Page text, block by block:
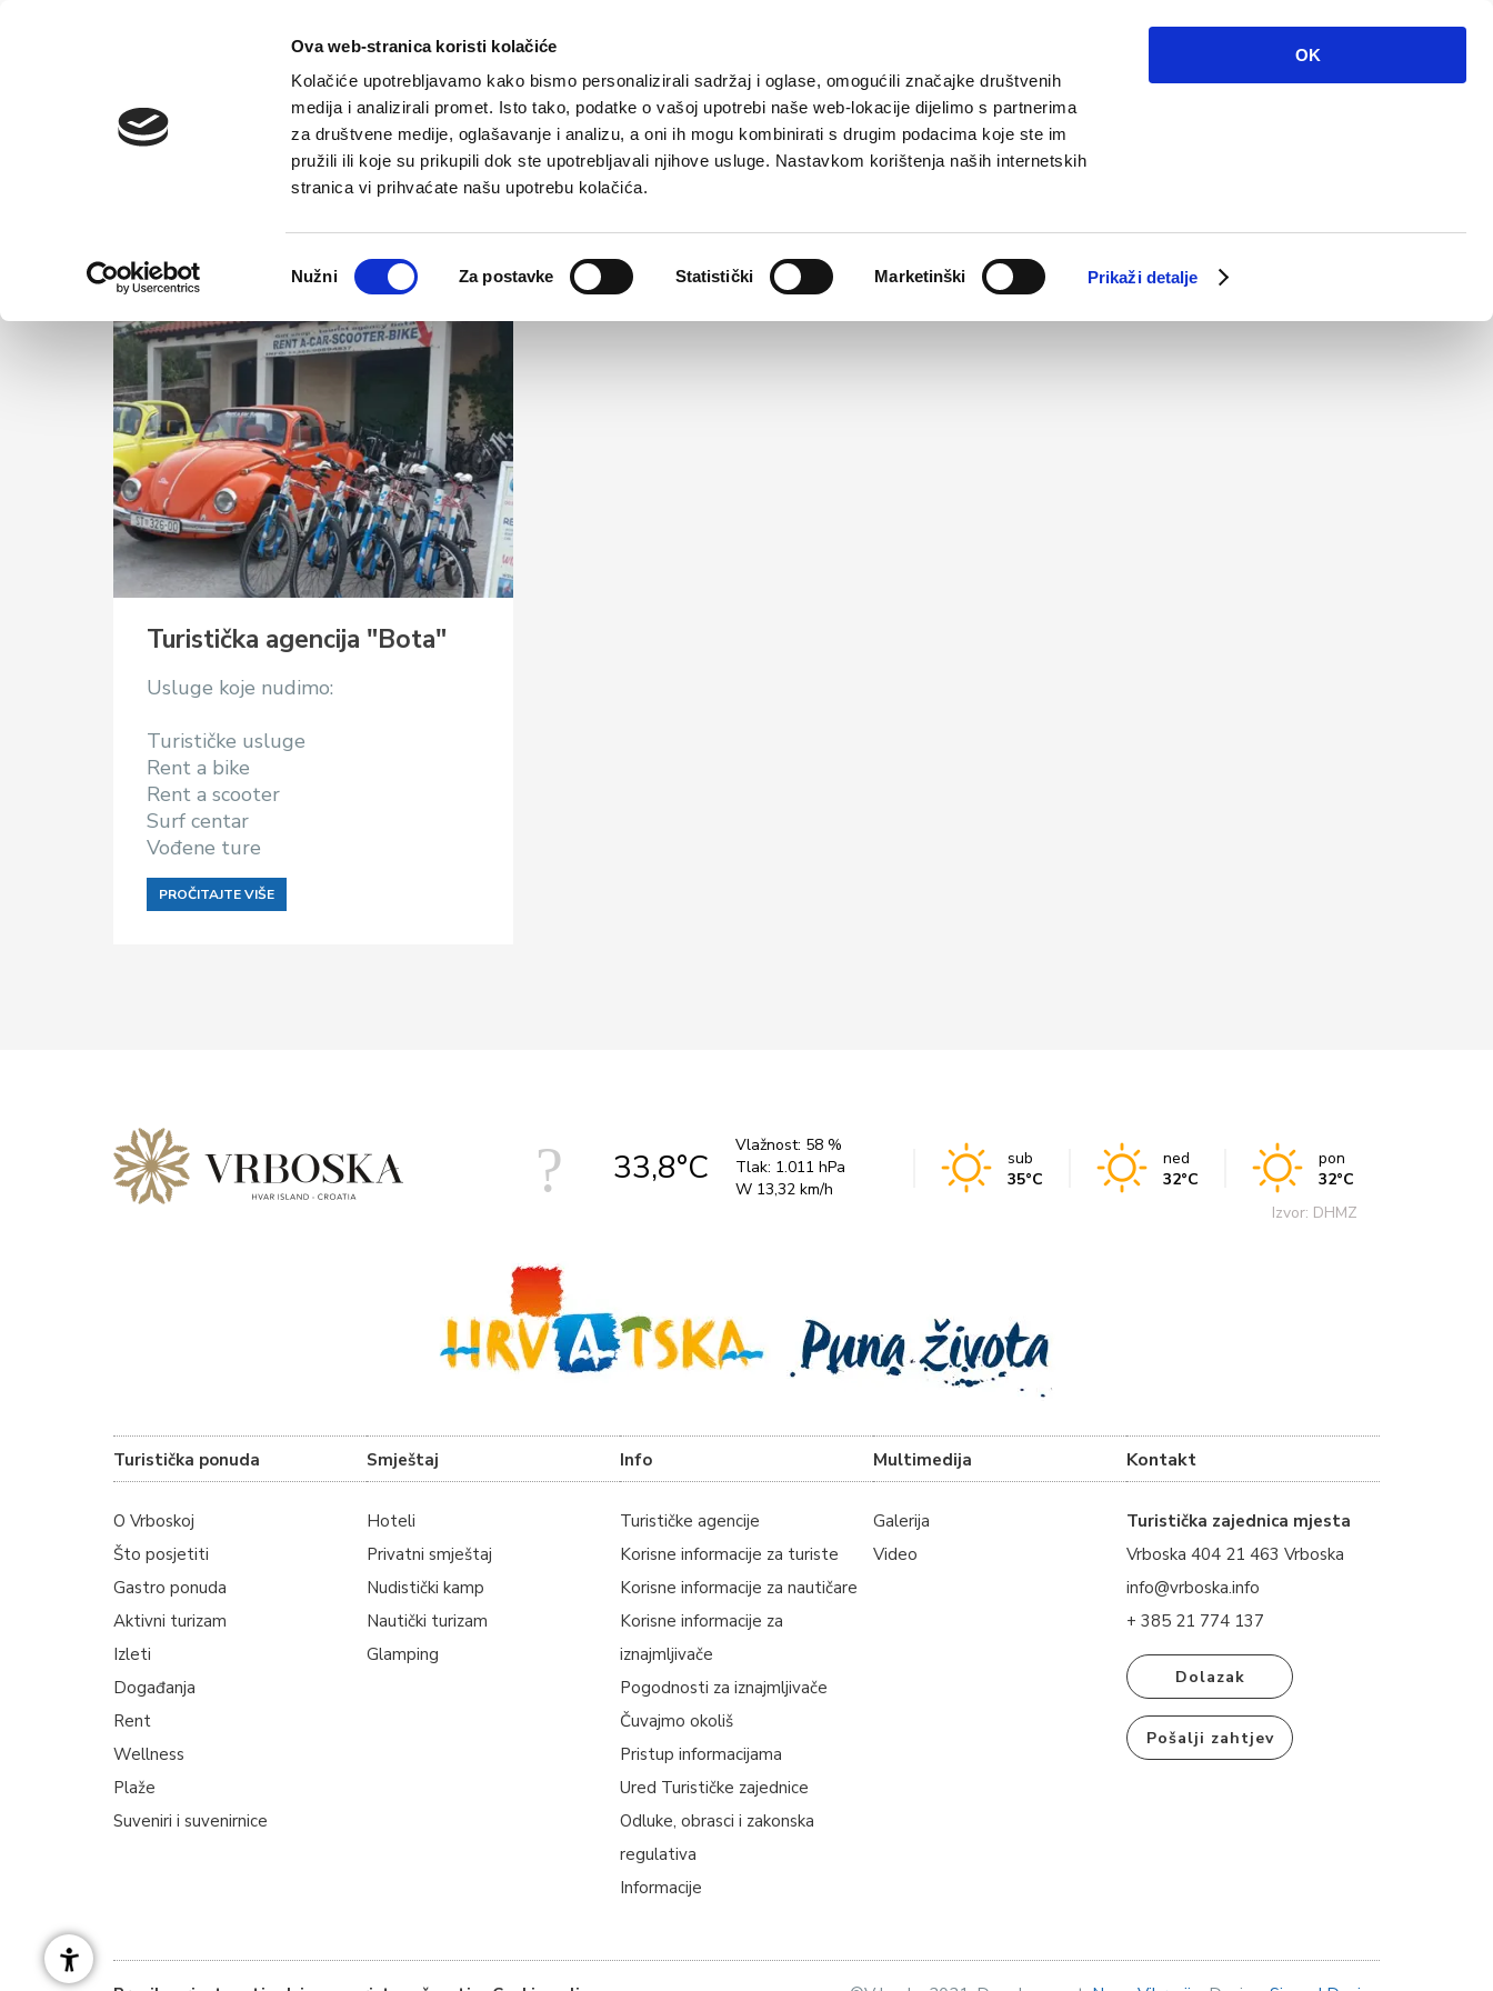
Ova web-stranica koristi kolačiće
Kolačiće upotrebljavamo kako bismo personalizirali sadržaj i oglase, omogućili značajke društvenih
medija i analizirali promet. Isto tako, podatke o vašoj upotrebi naše web-lokacije dijelimo s partnerima
za društvene medije, oglašavanje i analizu, a oni ih mogu kombinirati s drugim podacima koje ste im
pružili ili koje su prikupili dok ste upotrebljavali njihove usluge. Nastavkom korištenja naših internetskih
stranica vi prihvaćate našu upotrebu kolačića.
pristanka
Nužni Za postavke Statistički Marketinški Prikaži detalje
OK
Početna Turistička ponuda
Turističke agencije
Turistička agencija "Bota"
Usluge koje nudimo:
Turističke usluge
Rent a bike
Rent a scooter
Surf centar
Vođene ture
PROČITAJTE VIŠE
33,8°C
Vlažnost: 58 %
Tlak: 1.011 hPa
W 13,32 km/h
sub
35°C
ned
32°C
pon
32°C
Izvor: DHMZ
Turistička ponuda
O Vrboskoj
Što posjetiti
Gastro ponuda
Aktivni turizam
Izleti
Događanja
Rent
Wellness
Plaže
Suveniri i suvenirnice
Smještaj
Hoteli
Privatni smještaj
Nudistički kamp
Nautički turizam
Glamping
Info
Turističke agencije
Korisne informacije za turiste
Korisne informacije za nautičare
Korisne informacije za
iznajmljivače
Pogodnosti za iznajmljivače
Čuvajmo okoliš
Pristup informacijama
Ured Turističke zajednice
Odluke, obrasci i zakonska
regulativa
Informacije
Multimedija
Galerija
Video
Kontakt
Turistička zajednica mjesta
Vrboska 404 21 463 Vrboska
info@vrboska.info
+ 385 21 774 137
Dolazak
Pošalji zahtjev